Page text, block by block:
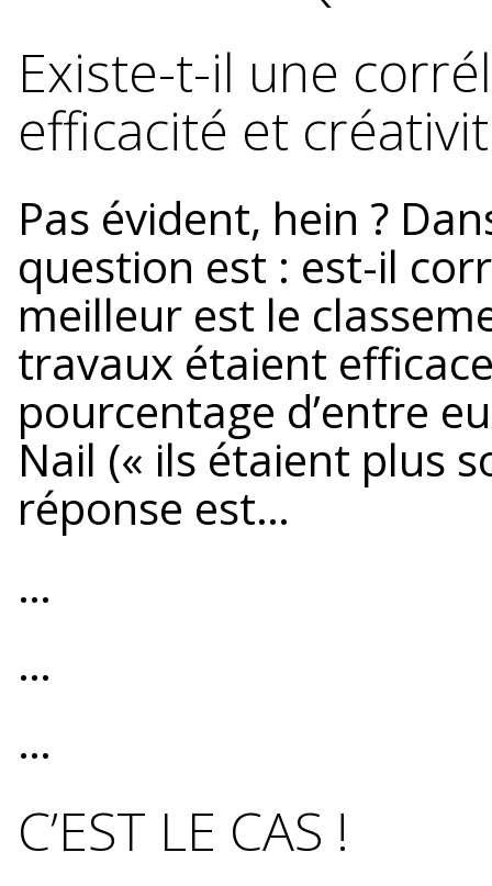
Existe-t-il une
efficacité et
Pas évident, hein ?
question est : est-il
meilleur est le
travaux étaient
pourcentage d’entre
Nail (« ils étaient plus
réponse est…
…
…
…
C’EST LE CAS !